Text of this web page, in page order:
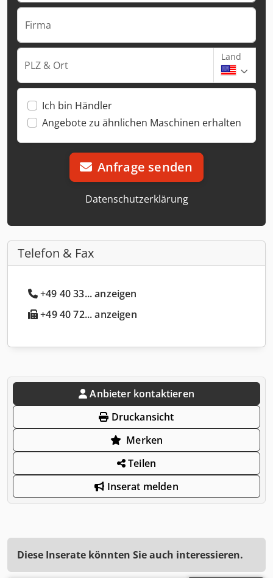
Firma
PLZ & Ort
Land
Ich bin Händler
Angebote zu ähnlichen Maschinen erhalten
Anfrage senden
Datenschutzerklärung
Telefon & Fax
+49 40 33... anzeigen
+49 40 72... anzeigen
Anbieter kontaktieren
Druckansicht
Merken
Teilen
Inserat melden
Diese Inserate könnten Sie auch interessieren.